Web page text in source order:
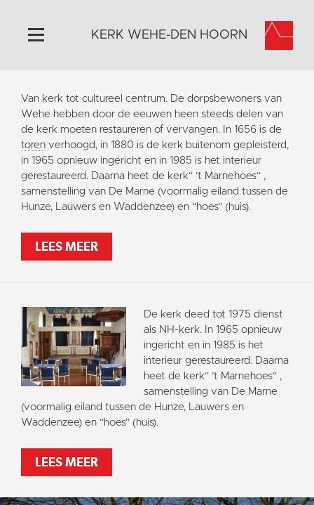
Home
Algemeen
Historie
Omgeving
Activiteiten
Steun ons
Contact
Vaktaal
KERK WEHE-DEN HOORN
Van kerk tot cultureel centrum. De dorpsbewoners van
Wehe hebben door de eeuwen heen steeds delen van
de kerk moeten restaureren of vervangen. In 1656 is de
toren verhoogd, in 1880 is de kerk buitenom gepleisterd,
in 1965 opnieuw ingericht en in 1985 is het interieur
gerestaureerd. Daarna heet de kerk“ ’t Marnehoes“ ,
samenstelling van De Marne (voormalig eiland tussen de
Hunze, Lauwers en Waddenzee) en “hoes” (huis).
LEES MEER
De kerk deed tot 1975 dienst
als NH-kerk. In 1965 opnieuw
ingericht en in 1985 is het
interieur gerestaureerd. Daarna
heet de kerk“ ’t Marnehoes“ ,
samenstelling van De Marne
(voormalig eiland tussen de Hunze, Lauwers en
Waddenzee) en “hoes” (huis).
LEES MEER